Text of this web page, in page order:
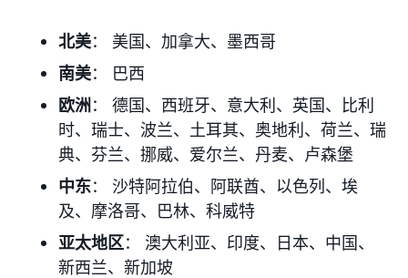
北美： 美国、加拿大、墨西哥
南美： 巴西
欧洲： 德国、西班牙、意大利、英国、比利
时、瑞士、波兰、土耳其、奥地利、荷兰、瑞
典、芬兰、挪威、爱尔兰、丹麦、卢森堡
中东： 沙特阿拉伯、阿联酋、以色列、埃
及、摩洛哥、巴林、科威特
亚太地区： 澳大利亚、印度、日本、中国、
新西兰、新加坡